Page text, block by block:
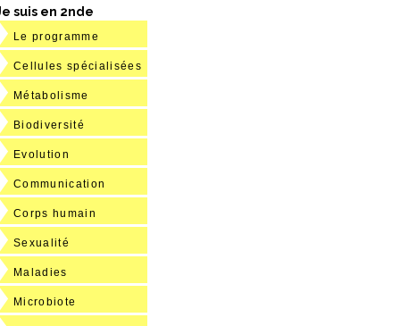
suis en 2nde
Le programme
Cellules spécialisées
Métabolisme
Biodiversité
Evolution
Communication
Corps humain
Sexualité
Maladies
Microbiote